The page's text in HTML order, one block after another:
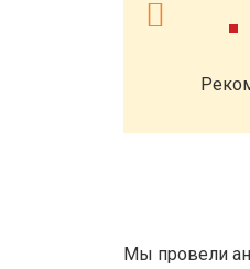
Мы провели